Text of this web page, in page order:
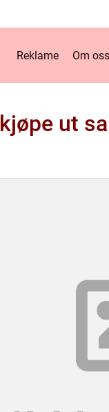
Reklame Om oss
kjøpe ut